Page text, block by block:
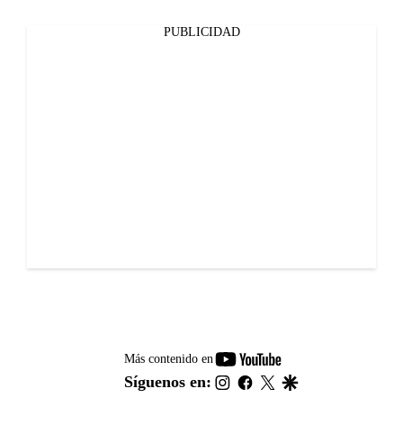
PUBLICIDAD
Más contenido en
youtube-
footer
Síguenos en: instagram
facebook
twitter